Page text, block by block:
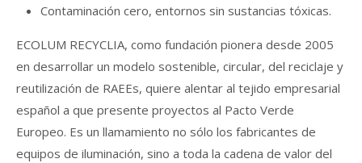
Contaminación cero, entornos sin sustancias tóxicas.
ECOLUM RECYCLIA, como fundación pionera desde 2005
en desarrollar un modelo sostenible, circular, del reciclaje y
reutilización de RAEEs, quiere alentar al tejido empresarial
español a que presente proyectos al Pacto Verde
Europeo. Es un llamamiento no sólo los fabricantes de
equipos de iluminación, sino a toda la cadena de valor del